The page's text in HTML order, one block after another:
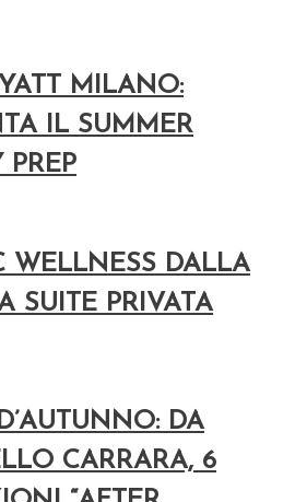
MILANO:
IL SUMMER
PREP
WELLNESS DALLA
SUITE PRIVATA
DA
CARRARA, 6